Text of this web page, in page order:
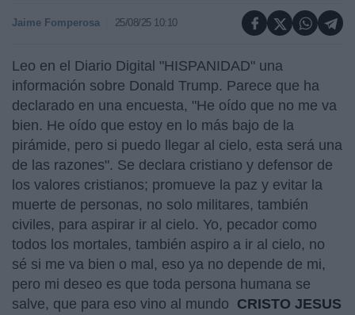
Jaime Fomperosa 25/08/25 10:10
Leo en el Diario Digital "HISPANIDAD" una
información sobre Donald Trump. Parece que ha
declarado en una encuesta, "He oído que no me va
bien. He oído que estoy en lo más bajo de la
pirámide, pero si puedo llegar al cielo, esta será una
de las razones". Se declara cristiano y defensor de
los valores cristianos; promueve la paz y evitar la
muerte de personas, no solo militares, también
civiles, para aspirar ir al cielo. Yo, pecador como
todos los mortales, también aspiro a ir al cielo, no
sé si me va bien o mal, eso ya no depende de mi,
pero mi deseo es que toda persona humana se
salve, que para eso vino al mundo CRISTO JESUS